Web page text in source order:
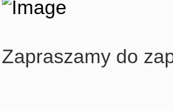
Zapraszamy do